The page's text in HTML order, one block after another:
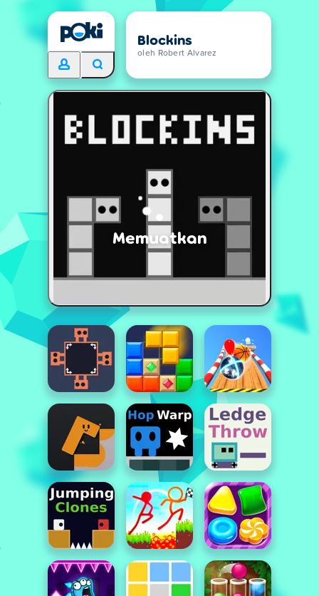
Blockins
oleh Robert Alvarez
Memuatkan